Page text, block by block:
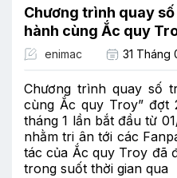
Chương trình quay
hành cùng Ắc quy
enimac 31 Tháng
Chương trình quay số
cùng Ắc quy Troy” đợt
tháng 1 lần bắt đầu từ
nhằm tri ân tới các
tác của Ắc quy Troy đã
trong suốt thời gian qua